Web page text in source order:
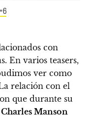
con
En varios teasers,
ver como
relación con el
que durante su
Charles Manson